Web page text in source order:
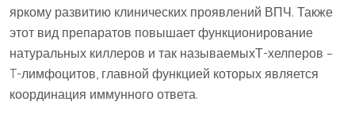
яркому развитию клинических проявлений ВПЧ. Также
этот вид препаратов повышает функционирование
натуральных киллеров и так называемыхТ-хелперов –
T-лимфоцитов, главной функцией которых является
координация иммунного ответа.